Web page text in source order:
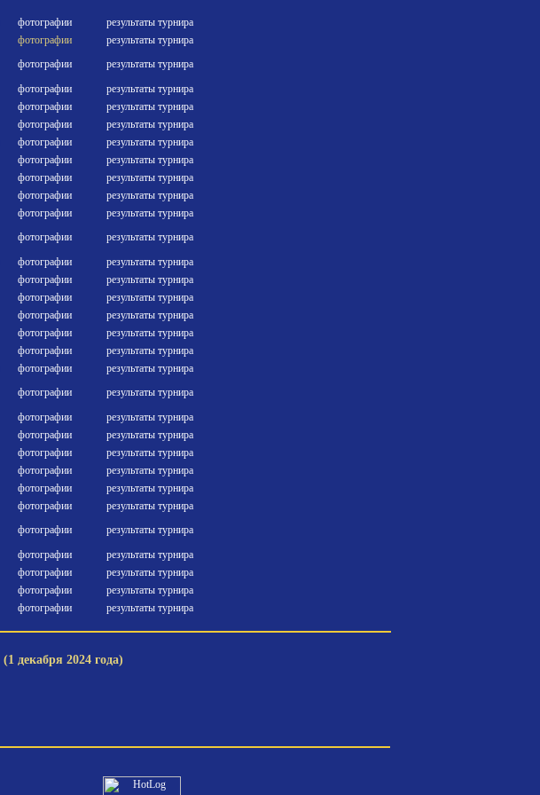
фотографии
результаты турнира
фотографии
результаты турнира
фотографии
результаты турнира
фотографии
результаты турнира
фотографии
результаты турнира
фотографии
результаты турнира
фотографии
результаты турнира
фотографии
результаты турнира
фотографии
результаты турнира
фотографии
результаты турнира
фотографии
результаты турнира
фотографии
результаты турнира
фотографии
результаты турнира
фотографии
результаты турнира
фотографии
результаты турнира
фотографии
результаты турнира
фотографии
результаты турнира
фотографии
результаты турнира
фотографии
результаты турнира
фотографии
результаты турнира
фотографии
результаты турнира
фотографии
результаты турнира
фотографии
результаты турнира
фотографии
результаты турнира
фотографии
результаты турнира
фотографии
результаты турнира
фотографии
результаты турнира
фотографии
результаты турнира
фотографии
результаты турнира
фотографии
результаты турнира
фотографии результаты турнира
декабря 2024 года)